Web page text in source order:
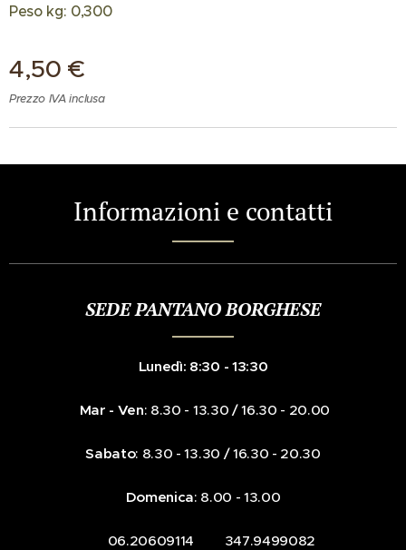
Peso kg: 0,300
4,50 €
Prezzo IVA inclusa
Informazioni e contatti
SEDE PANTANO BORGHESE
Lunedì: 8:30 - 13:30
Mar - Ven: 8.30 - 13.30 / 16.30 - 20.00
Sabato: 8.30 - 13.30 / 16.30 - 20.30
Domenica: 8.00 - 13.00
☎️ 06.20609114 📞 347.9499082